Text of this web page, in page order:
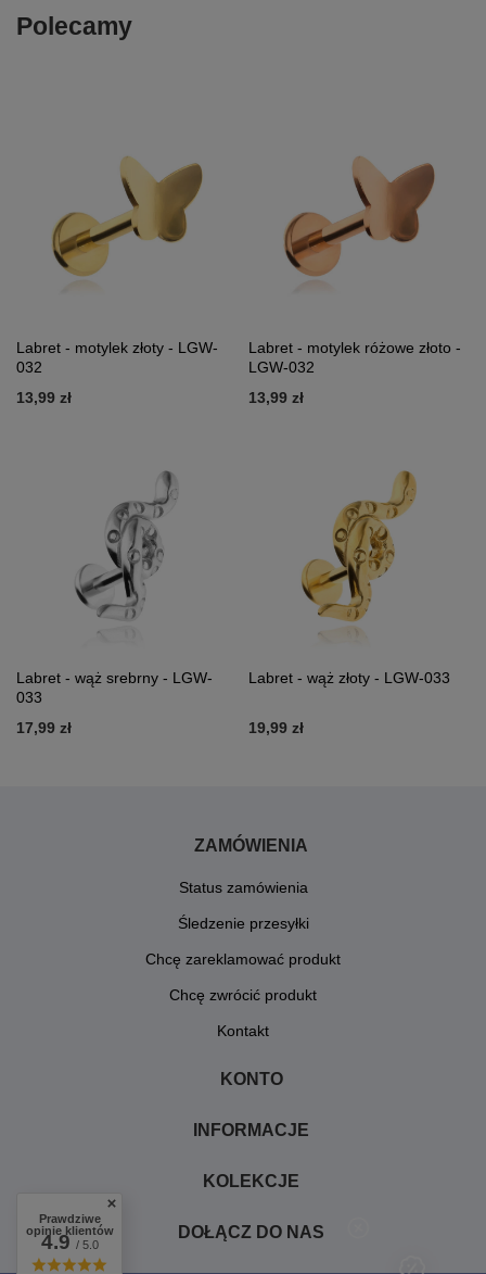
Polecamy
Labret - motylek złoty - LGW-
032
13,99 zł
Labret - motylek różowe złoto -
LGW-032
13,99 zł
Labret - wąż srebrny - LGW-
033
17,99 zł
Labret - wąż złoty - LGW-033
19,99 zł
ZAMÓWIENIA
Status zamówienia
Śledzenie przesyłki
Chcę zareklamować produkt
Chcę zwrócić produkt
Kontakt
KONTO
INFORMACJE
KOLEKCJE
DOŁĄCZ DO NAS
Prawdziwe
opinie klientów
4.9/ 5.0